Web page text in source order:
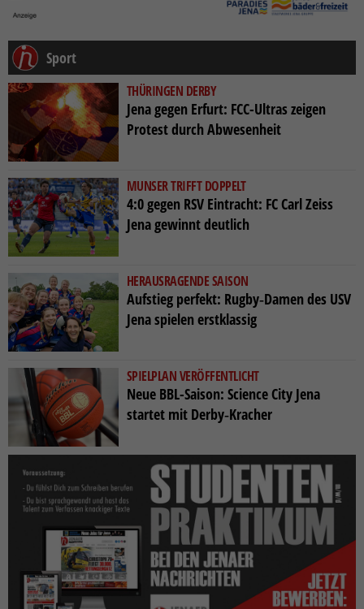
Sport
THÜRINGEN DERBY
Jena gegen Erfurt: FCC-Ultras zeigen
Protest durch Abwesenheit
MUNSER TRIFFT DOPPELT
4:0 gegen RSV Eintracht: FC Carl Zeiss
Jena gewinnt deutlich
HERAUSRAGENDE SAISON
Aufstieg perfekt: Rugby‑Damen des USV
Jena spielen erstklassig
SPIELPLAN VERÖFFENTLICHT
Neue BBL-Saison: Science City Jena
startet mit Derby‑Kracher